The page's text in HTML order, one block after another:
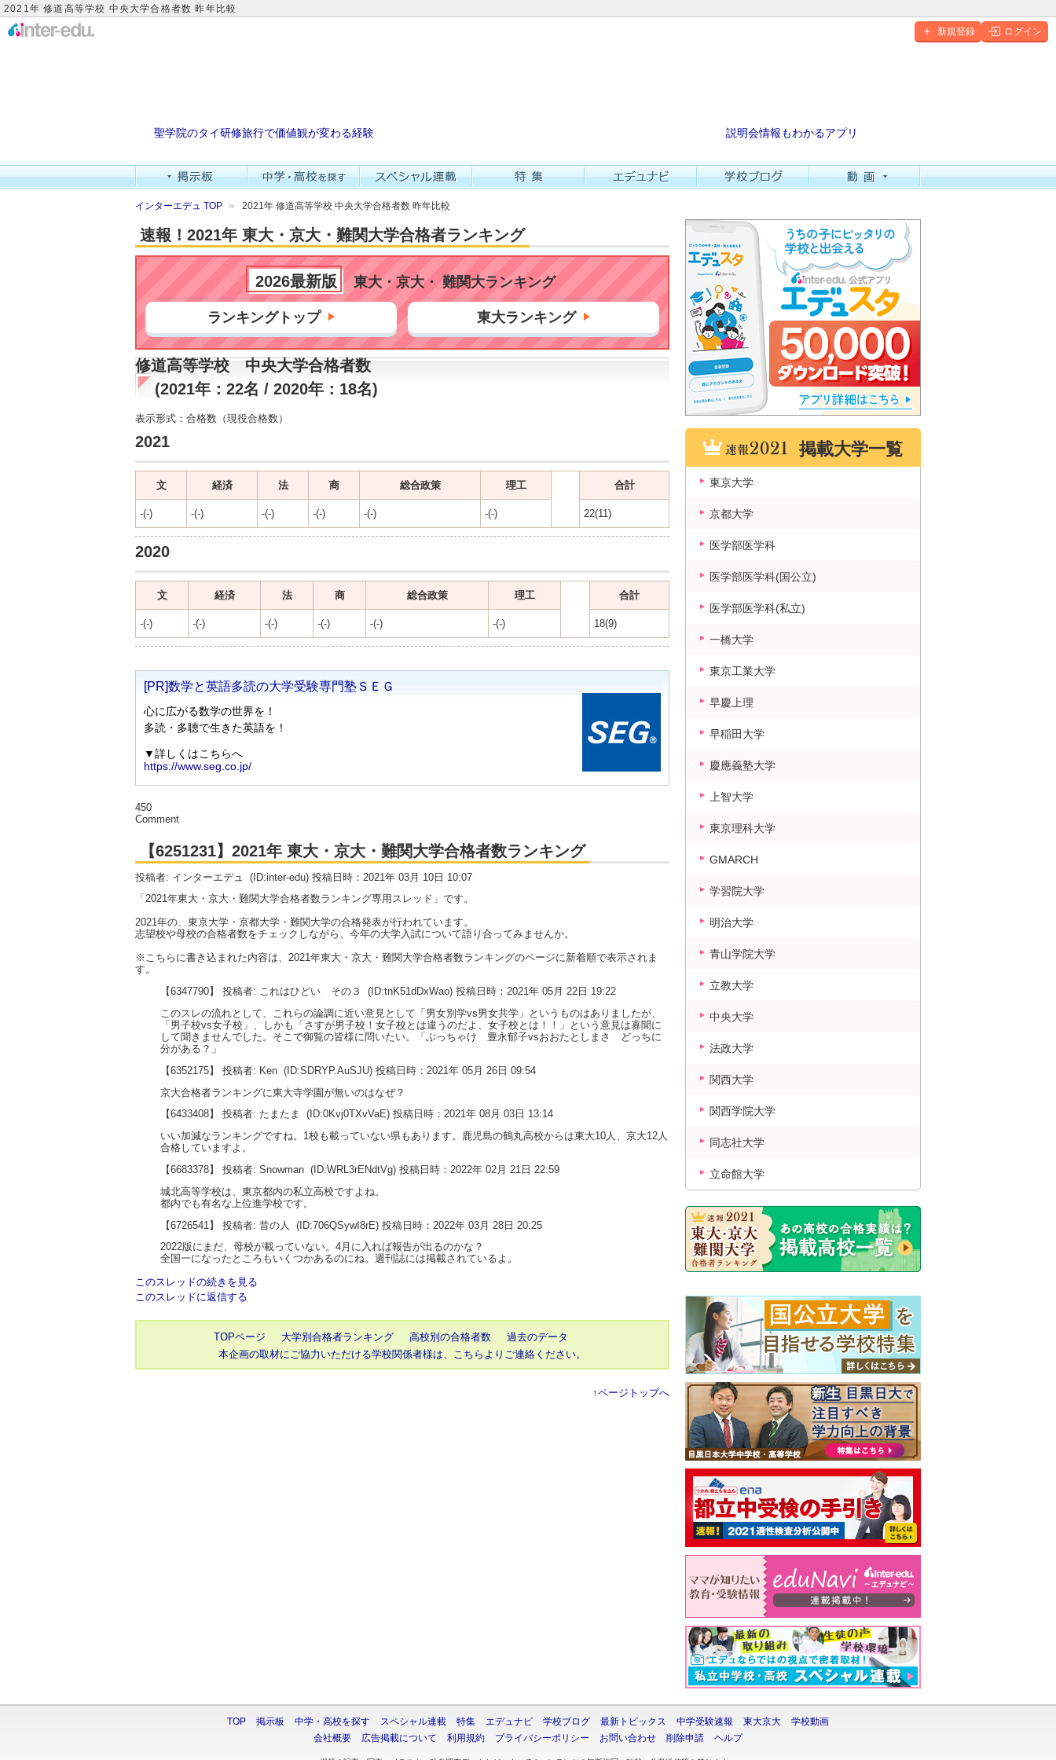
2021年 修道高等学校 中央大学合格者数 昨年比較
新規登録 ログイン
聖学院のタイ研修旅行で価値観が変わる経験 説明会情報もわかるアプリ
インターエデュ TOP 2021年 修道高等学校 中央大学合格者数 昨年比較
速報！2021年 東大・京大・難関大学合格者ランキング
2026最新版 東大・京大・ 難関大ランキング
ランキングトップ 東大ランキング
修道高等学校 中央大学合格者数
(2021年：22名 / 2020年：18名)
表示形式：合格数（現役合格数）
2021
文 経済 法 商 総合政策 理工 合計
-(-) -(-) -(-) -(-) -(-) -(-) 22(11)
2020
文 経済 法 商 総合政策 理工 合計
-(-) -(-) -(-) -(-) -(-) -(-) 18(9)
450
Comment
【6251231】2021年 東大・京大・難関大学合格者数ランキング
投稿者: インターエデュ
(ID:inter-edu) 投稿日時：2021年 03月 10日 10:07
「2021年東大・京大・難関大学合格者数ランキング専用スレッド」です。
2021年の、東京大学・京都大学・難関大学の合格発表が行われています。
志望校や母校の合格者数をチェックしながら、今年の大学入試について語り合ってみませんか。
※こちらに書き込まれた内容は、2021年東大・京大・難関大学合格者数ランキングのページに新着順で表示されま
す。
【6347790】 投稿者: これはひどい その３
(ID:tnK51dDxWao) 投稿日時：2021年 05月 22日 19:22
このスレの流れとして、これらの論調に近い意見として「男女別学vs男女共学」というものはありましたが、
「男子校vs女子校」、しかも「さすが男子校！女子校とは違うのだよ、女子校とは！！」という意見は寡聞に
して聞きませんでした。そこで御覧の皆様に問いたい。「ぶっちゃけ 豊永郁子vsおおたとしまさ どっちに
分がある？」
【6352175】 投稿者: Ken (ID:SDRYP.AuSJU) 投稿日時：2021年 05月 26日 09:54
京大合格者ランキングに東大寺学園が無いのはなぜ？
【6433408】 投稿者: たまたま
(ID:0Kvj0TXvVaE) 投稿日時：2021年 08月 03日 13:14
いい加減なランキングですね。1校も載っていない県もあります。鹿児島の鶴丸高校からは東大10人、京大12人
合格していますよ。
【6683378】 投稿者: Snowman (ID:WRL3rENdtVg) 投稿日時：2022年 02月 21日 22:59
城北高等学校は、東京都内の私立高校ですよね。
都内でも有名な上位進学校です。
【6726541】 投稿者: 昔の人
(ID:706QSywI8rE) 投稿日時：2022年 03月 28日 20:25
2022版にまだ、母校が載っていない。4月に入れば報告が出るのかな？
全国一になったところもいくつかあるのにね。週刊誌には掲載されているよ。
このスレッドの続きを見る
このスレッドに返信する
TOPページ 大学別合格者ランキング 高校別の合格者数
過去のデータ
本企画の取材にご協力いただける学校関係者様は、こちらよりご連絡ください。
↑ページトップへ
掲載大学一覧
東京大学
京都大学
医学部医学科
医学部医学科(国公立)
医学部医学科(私立)
一橋大学
東京工業大学
早慶上理
早稲田大学
慶應義塾大学
上智大学
東京理科大学
GMARCH
学習院大学
明治大学
青山学院大学
立教大学
中央大学
法政大学
関西大学
関西学院大学
同志社大学
立命館大学
TOP 掲示板 中学・高校を探す スペシャル連載 特集 エデュナビ 学校ブログ 最新トピックス 中学受験速報 東大京大
学校動画
会社概要
広告掲載について 利用規約 プライバシーポリシー お問い合わせ 削除申請 ヘルプ